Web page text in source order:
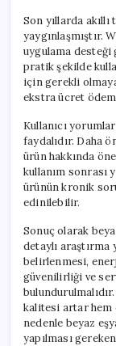
Son yıllarda
yaygınlaşmıştır.
uygulama
pratik şekilde
için gerekli
ekstra ücret
Kullanıcı
faydalıdır. Daha
ürün hakkında
kullanım sonrası
ürünün kronik
edinilebilir.
Sonuç olarak
detaylı
belirlenmesi,
güvenilirliği ve
kalitesi artar hem
nedenle beyaz
yapılması